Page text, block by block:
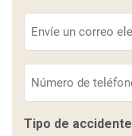
electrónico
Tipo de accidente